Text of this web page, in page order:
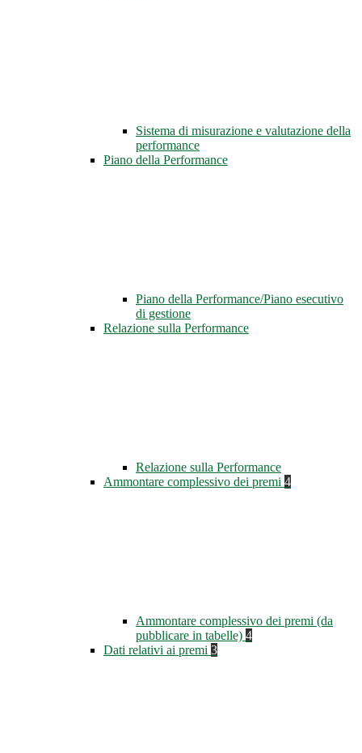
Sistema di misurazione e valutazione della
performance
Piano della Performance
Piano della Performance/Piano esecutivo
di gestione
Relazione sulla Performance
Relazione sulla Performance
Ammontare complessivo dei premi 4
Ammontare complessivo dei premi (da
pubblicare in tabelle) 4
Dati relativi ai premi 3